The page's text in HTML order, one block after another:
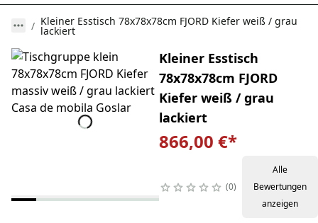
Kleiner Esstisch 78x78x78cm FJORD Kiefer weiß / grau
lackiert
Kleiner Esstisch
78x78x78cm FJORD
Kiefer weiß / grau
lackiert
866,00 €*
0
Alle
Bewertungen
anzeigen